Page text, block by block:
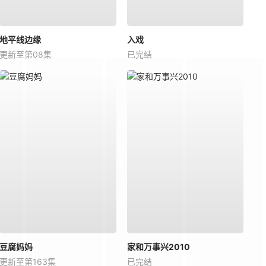
地平线边缘
更新至第08集
入戏
已完结
豆腐妈妈
更新至第163集
家和万事兴2010
已完结